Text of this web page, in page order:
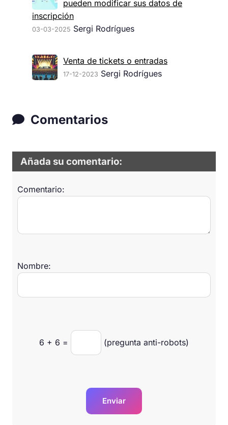
pueden modificar sus datos de
inscripción
03-03-2025 Sergi Rodrígues
Venta de tickets o entradas
17-12-2023 Sergi Rodrígues
Comentarios
Añada su comentario:
Comentario:
Nombre:
6 + 6 = (pregunta anti-robots)
Enviar